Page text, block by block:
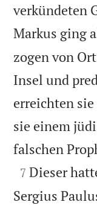
verkündeten
Markus ging
zogen von
Insel und
erreichten
sie einem
falschen

7 Dieser
Sergius